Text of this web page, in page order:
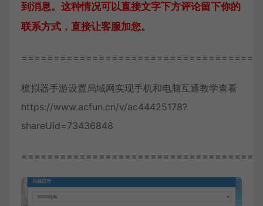
到消息。这种情况可以直接文字下方评论留下你的
联系方式，直接让客服加您。
模拟器手游设置局域网实现手机和电脑互通教学查看
https://www.acfun.cn/v/ac44425178?
shareUid=73436848